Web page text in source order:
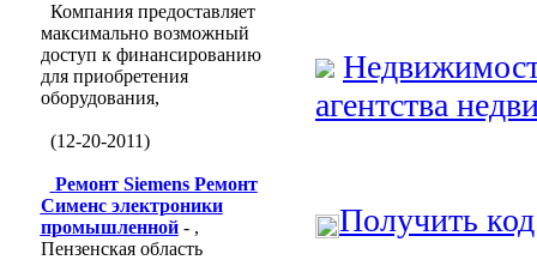
Компания предоставляет
максимально возможный
доступ к финансированию
для приобретения
оборудования,
(12-20-2011)
Ремонт Siemens Ремонт
Сименс электроники
промышленной- ,
Пензенская область
агентства
Получить